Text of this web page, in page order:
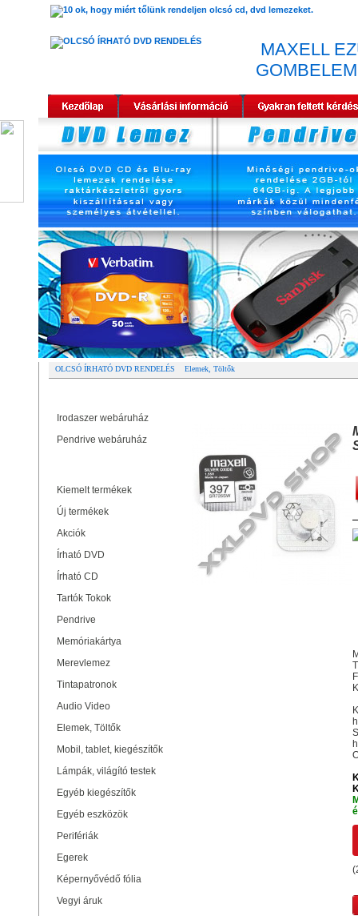
MAXELL
OLCSÓ ÍRHATÓ DVD RENDELÉS Elemek, Töltők
Irodaszer webáruház
Pendrive webáruház
Kiemelt termékek
Új termékek
Akciók
Írható DVD
Írható CD
Tartók Tokok
Pendrive
Memóriakártya
Merevlemez
Tintapatronok
Audio Video
Elemek, Töltők
Mobil, tablet, kiegészítők
Lámpák, világító testek
Egyéb kiegészítők
Egyéb eszközök
Perifériák
Egerek
Képernyővédő fólia
Vegyi áruk